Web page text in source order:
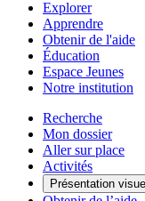
Explorer
Apprendre
Obtenir de l'aide
Éducation
Espace Jeunes
Notre institution
Recherche
Mon dossier
Aller sur place
Activités
Présentation